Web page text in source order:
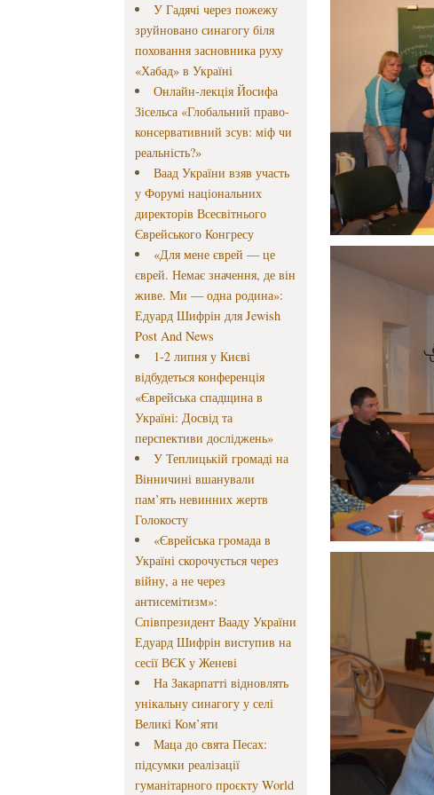
У Гадячі через пожежу
зруйновано синагогу біля
поховання засновника руху
«Хабад» в Україні
Онлайн-лекція Йосифа
Зісельса «Глобальний право-
консервативний зсув: міф чи
реальність?»
Ваад України взяв участь
у Форумі національних
директорів Всесвітнього
Єврейського Конгресу
«Для мене єврей — це
єврей. Немає значення, де він
живе. Ми — одна родина»:
Едуард Шифрін для Jewish
Post And News
1-2 липня у Києві
відбудеться конференція
«Єврейська спадщина в
Україні: Досвід та
перспективи досліджень»
У Теплицькій громаді на
Вінничині вшанували
пам’ять невинних жертв
Голокосту
«Єврейська громада в
Україні скорочується через
війну, а не через
антисемітизм»:
Співпрезидент Вааду України
Едуард Шифрін виступив на
сесії ВЄК у Женеві
На Закарпатті відновлять
унікальну синагогу у селі
Великі Ком’яти
Маца до свята Песах:
підсумки реалізації
гуманітарного проєкту World